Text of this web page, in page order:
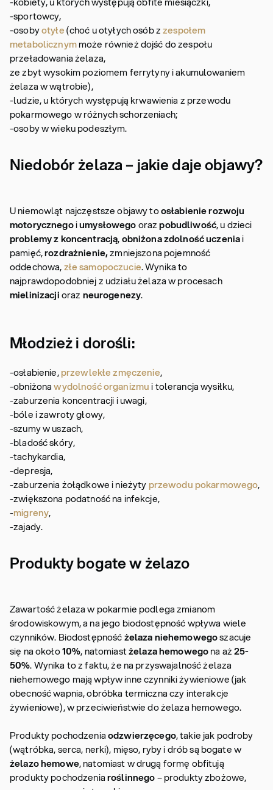
-sportowcy,
-osobyotyłe(choć u otyłych osób zzespołem
metabolicznymmoże również dojść do zespołu
przeładowania żelaza,
ze zbyt wysokim poziomem ferrytyny i akumulowaniem
żelaza w wątrobie),
-ludzie, u których występują krwawienia z przewodu
pokarmowego w różnych schorzeniach;
-osoby w wieku podeszłym.
Niedobór żelaza – jakie daje objawy?
U niemowląt najczęstsze objawy toosłabienie rozwoju
motorycznegoiumysłowegoorazpobudliwość, u dzieci
problemy z koncentracją,obniżona zdolność uczeniai
pamięć,rozdrażnienie,zmniejszona pojemność
oddechowa,złe samopoczucie. Wynika to
najprawdopodobniej z udziału żelaza w procesach
mielinizacjioraz neurogenezy.
Młodzież i dorośli:
-osłabienie,przewlekłe zmęczenie,
-obniżonawydolność organizmui tolerancja wysiłku,
-zaburzenia koncentracji i uwagi,
-bóle i zawroty głowy,
-szumy w uszach,
-bladość skóry,
-tachykardia,
-depresja,
-zaburzenia żołądkowe i nieżyty przewodu pokarmowego,
-zwiększona podatność na infekcje,
-migreny,
-zajady.
Produkty bogate w żelazo
Zawartość żelaza w pokarmie podlega zmianom
środowiskowym, a na jego biodostępność wpływa wiele
czynników. Biodostępnośćżelaza niehemowegoszacuje
się na około10%, natomiastżelaza hemowegona aż25-
50%. Wynika to z faktu, że na przyswajalność żelaza
niehemowego mają wpływ inne czynniki żywieniowe (jak
obecność wapnia, obróbka termiczna czy interakcje
żywieniowe), w przeciwieństwie do żelaza hemowego.
Produkty pochodzeniaodzwierzęcego, takie jak podroby
(wątróbka, serca, nerki), mięso, ryby i drób są bogate w
żelazo hemowe, natomiast w drugą formę obfitują
produkty pochodzeniaroślinnego– produkty zbożowe,